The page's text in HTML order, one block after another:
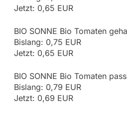
Jetzt: 0,65 EUR
BIO SONNE Bio Tomaten
Bislang: 0,75 EUR
Jetzt: 0,65 EUR
BIO SONNE Bio Tomaten
Bislang: 0,79 EUR
Jetzt: 0,69 EUR